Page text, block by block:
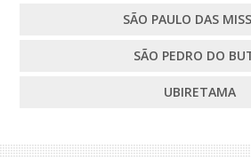
SÃO PAULO DAS
SÃO PEDRO DO
UBIRETAMA